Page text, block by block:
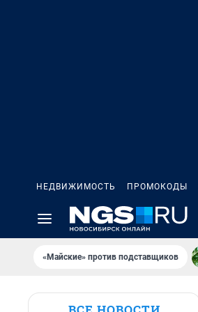
НЕДВИЖИМОСТЬ ПРОМОКОДЫ
«Майские» против подставщиков